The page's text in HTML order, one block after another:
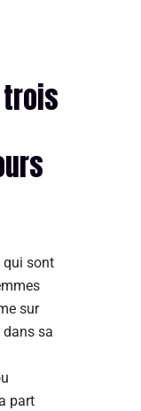
qui sont
sur
sa
part